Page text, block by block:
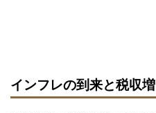
インフレの到来と税収増